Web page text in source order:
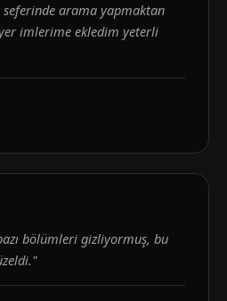
seferinde arama yapmaktan
imlerime ekledim yeterli
bölümleri gizliyormuş, bu